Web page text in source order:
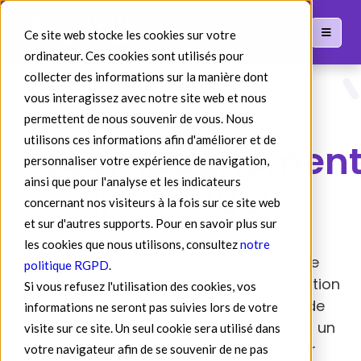
Ce site web stocke les cookies sur votre
ordinateur. Ces cookies sont utilisés pour
collecter des informations sur la manière dont
vous interagissez avec notre site web et nous
permettent de nous souvenir de vous. Nous
utilisons ces informations afin d'améliorer et de
personnaliser votre expérience de navigation,
ainsi que pour l'analyse et les indicateurs
concernant nos visiteurs à la fois sur ce site web
et sur d'autres supports. Pour en savoir plus sur
les cookies que nous utilisons, consulteznotre
politique RGPD.
Si vous refusez l'utilisation des cookies, vos
informations ne seront pas suivies lors de votre
visite sur ce site. Un seul cookie sera utilisé dans
votre navigateur afin de se souvenir de ne pas
individuel
Le Groupe JLO vous propose une offre
d'accompagnement individuel à destination
des collaborateurs et des managers de
votre organisation afin de leur apporter un
soutien personnalisé et adapté à leur